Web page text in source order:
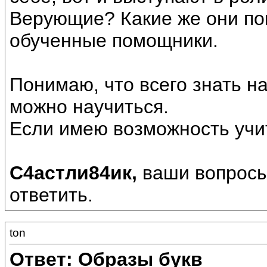
Верующие? Какие же они
обученные помощники.
Понимаю, что всего знать
можно научиться.
Если имею возможность
С4астли84ик, ваши
ответить.
ton
Ответ: Образы букв